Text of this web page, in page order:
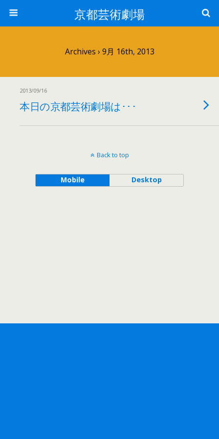
京都芸術劇場
Archives › 9月 16th, 2013
2013/09/16
本日の京都芸術劇場は･･･
Back to top
Mobile Desktop